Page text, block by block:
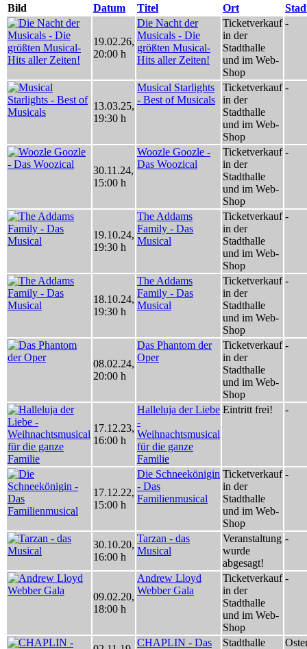
Bild
Datum Titel Ort
19.02.26,
20:00 h
Die Nacht der
Musicals - Die
größten Musical-
Hits aller Zeiten!
Ticketverkauf
in der
Stadthalle
und im Web-
Shop
-
13.03.25,
19:30 h
Musical Starlights
- Best of Musicals
Ticketverkauf
in der
Stadthalle
und im Web-
Shop
-
30.11.24,
15:00 h
Woozle Goozle -
Das Woozical
Ticketverkauf
in der
Stadthalle
und im Web-
Shop
-
19.10.24,
19:30 h
The Addams
Family - Das
Musical
Ticketverkauf
in der
Stadthalle
und im Web-
Shop
-
18.10.24,
19:30 h
The Addams
Family - Das
Musical
Ticketverkauf
in der
Stadthalle
und im Web-
Shop
-
08.02.24,
20:00 h
Das Phantom der
Oper
Ticketverkauf
in der
Stadthalle
und im Web-
Shop
-
17.12.23,
16:00 h
Halleluja der Liebe
-
Weihnachtsmusical
für die ganze
Familie
Eintritt frei! -
17.12.22,
15:00 h
Die Schneekönigin
- Das
Familienmusical
Ticketverkauf
in der
Stadthalle
und im Web-
Shop
-
30.10.20,
16:00 h
Tarzan - das
Musical
Veranstaltung
wurde
abgesagt!
-
09.02.20,
18:00 h
Andrew Lloyd
Webber Gala
Ticketverkauf
in der
Stadthalle
und im Web-
Shop
-
CHAPLIN - Das Stadthalle